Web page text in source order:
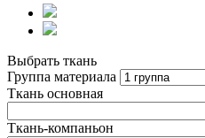
Выбрать ткань
Группа материала
Ткань основная
Ткань-компаньон